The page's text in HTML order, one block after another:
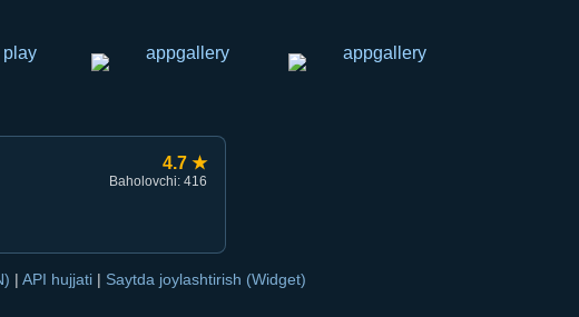
4.7 ★
Baholovchi: 416
| API hujjati | Saytda joylashtirish (Widget)